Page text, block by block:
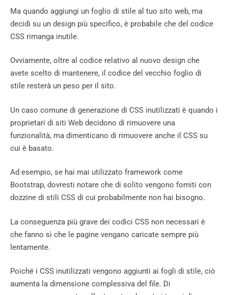
Ma quando aggiungi un foglio di stile al tuo sito web, ma
decidi su un design più specifico, è probabile che del codice
CSS rimanga inutile.
Ovviamente, oltre al codice relativo al nuovo design che
avete scelto di mantenere, il codice del vecchio foglio di
stile resterà un peso per il sito.
Un caso comune di generazione di CSS inutilizzati è quando i
proprietari di siti Web decidono di rimuovere una
funzionalità, ma dimenticano di rimuovere anche il CSS su
cui è basato.
Ad esempio, se hai mai utilizzato framework come
Bootstrap, dovresti notare che di solito vengono forniti con
dozzine di stili CSS di cui probabilmente non hai bisogno.
La conseguenza più grave dei codici CSS non necessari è
che fanno sì che le pagine vengano caricate sempre più
lentamente.
Poiché i CSS inutilizzati vengono aggiunti ai fogli di stile, ciò
aumenta la dimensione complessiva del file. Di